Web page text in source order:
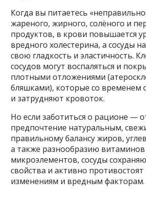
Когда вы питаетесь
жареного, жирного, солёного и
продуктов, в крови повышается
вредного холестерина, а сосуды
свою гладкость и эластичность.
сосудов могут воспаляться и
плотными отложениями
бляшками), которые со временем
и затрудняют кровоток.
Но если заботиться о рационе —
предпочтение натуральным,
правильному балансу жиров,
а также разнообразию
микроэлементов, сосуды
свойства и активно
изменениям и вредным факторам.